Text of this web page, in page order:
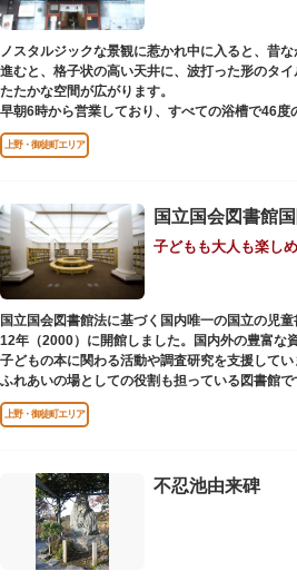
ノスタルジックな景観に惹かれ中に入ると、昔
進むと、格子状の高い天井に、波打った形のタ
たたかな空間が広がります。
早朝6時から営業しており、すべての浴槽で46度
す。常連の方々を魅了するのは早朝のこの少し熱
の懐かしさでしょうか。
店頭の屋根瓦や格子型天井等も昭和から引き継
りとご覧ください。
上野・御徒町エリア
子どもも大人も楽し
国立国会図書館法に基づく国内唯一の国立の児
12年（2000）に開館しました。国内外の豊富な
子どもの本に関わる活動や調査研究を支援して
ふれあいの場としての役割も担っている図書館で
レンガ棟は、明治39年（1906）に建てられた帝
利用しています。
上野・御徒町エリア
不忍池由来碑